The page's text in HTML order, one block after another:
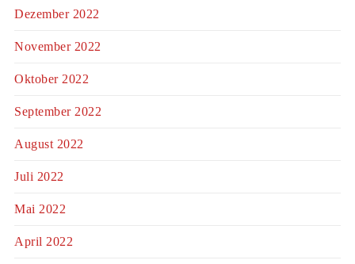
Dezember 2022
November 2022
Oktober 2022
September 2022
August 2022
Juli 2022
Mai 2022
April 2022